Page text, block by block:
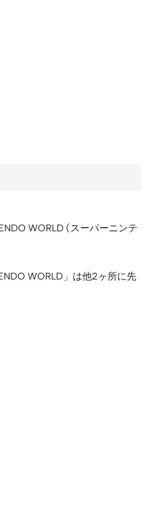
WORLD (スーパーニンテ
WORLD」は他2ヶ所に先